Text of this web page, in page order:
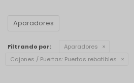
Aparadores
Filtrando por:
Aparadores
Cajones / Puertas: Puertas rebatibles